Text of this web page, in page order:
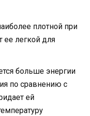
плотной при
ее легкой для
больше энергии
по сравнению с
ей